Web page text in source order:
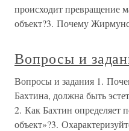
происходит превращение
объект?3. Почему
Вопросы и
Вопросы и задания 1.
Бахтина, должна быть
2. Как Бахтин определяет
объект»?3.